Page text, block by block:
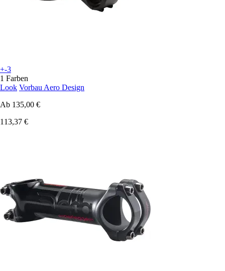
+-3
1 Farben
Look Vorbau Aero Design
Ab 135,00 €
113,37 €